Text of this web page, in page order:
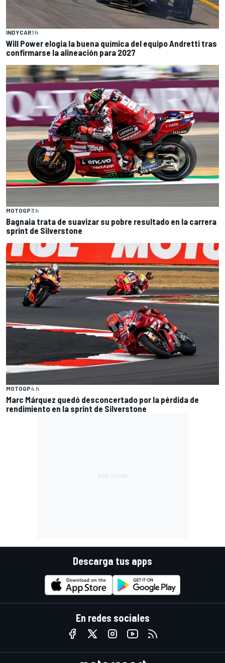
INDYCAR1 h
Will Power elogia la buena química del equipo Andretti tras
confirmarse la alineación para 2027
MOTOGP3 h
Bagnaia trata de suavizar su pobre resultado en la carrera
sprint de Silverstone
MOTOGP4 h
Marc Márquez quedó desconcertado por la pérdida de
rendimiento en la sprint de Silverstone
Descarga tus apps
En redes sociales